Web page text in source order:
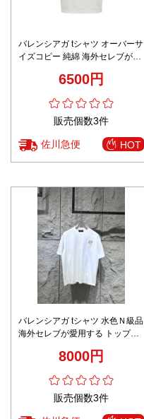
バレンシアガ tシャツ オーバーサ
イズコピー 純綿 海外セレブが愛
ゆったり 男女兼用 ホワイト
6500円
販売個数3件
佐川急便 HOT
バレンシアガ tシャツ 水色Ｎ級品
海外セレブが愛用する トップス
男女兼用 ホワイト
8000円
販売個数3件